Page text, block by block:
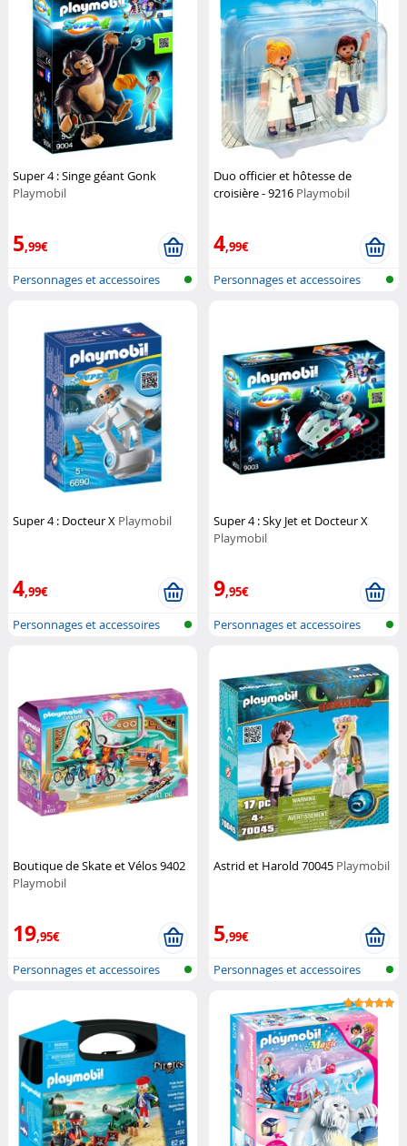
Super 4 : Singe géant Gonk
Playmobil
5,99€
Personnages et accessoires
Duo officier et hôtesse de
croisière - 9216 Playmobil
4,99€
Personnages et accessoires
Super 4 : Docteur X Playmobil
4,99€
Personnages et accessoires
Super 4 : Sky Jet et Docteur X
Playmobil
9,95€
Personnages et accessoires
Boutique de Skate et Vélos 9402
Playmobil
19,95€
Personnages et accessoires
Astrid et Harold 70045 Playmobil
5,99€
Personnages et accessoires